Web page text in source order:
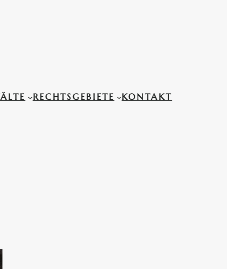
RECHTSGEBIETE KONTAKT